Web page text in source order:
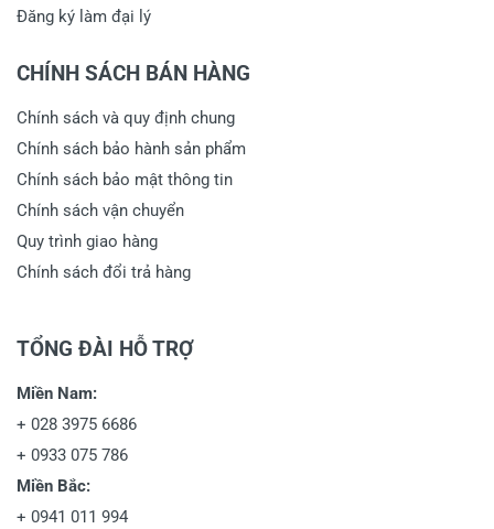
Đăng ký làm đại lý
CHÍNH SÁCH BÁN HÀNG
Chính sách và quy định chung
Chính sách bảo hành sản phẩm
Chính sách bảo mật thông tin
Chính sách vận chuyển
Quy trình giao hàng
Chính sách đổi trả hàng
TỔNG ĐÀI HỖ TRỢ
Miền Nam:
+ 028 3975 6686
+ 0933 075 786
Miền Bắc:
+ 0941 011 994